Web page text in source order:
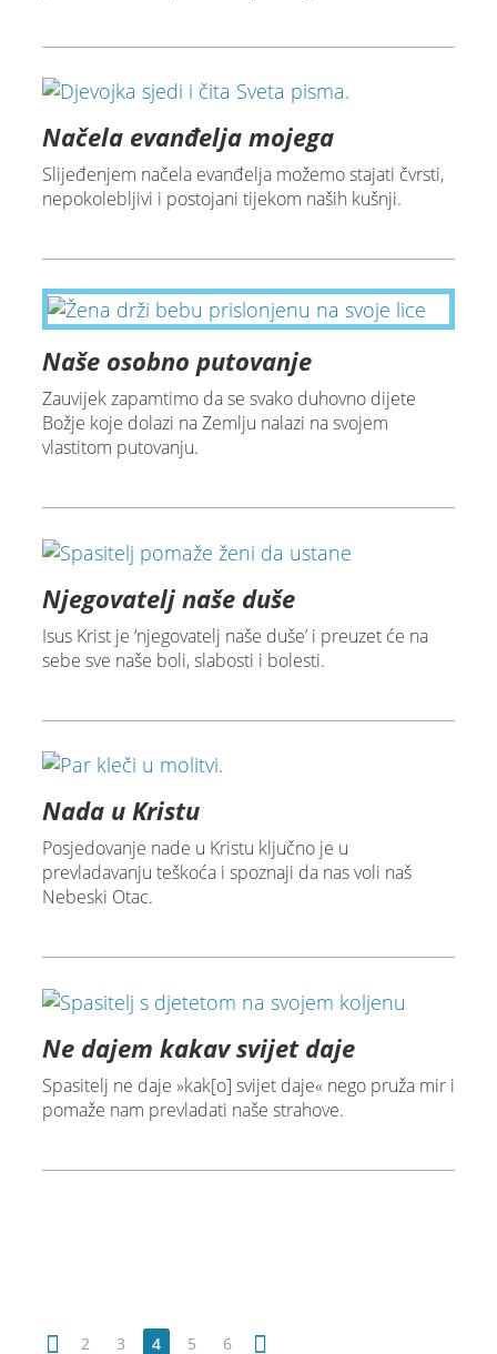
Načela evanđelja mojega
Slijeđenjem načela evanđelja možemo stajati čvrsti,
nepokolebljivi i postojani tijekom naših kušnji.
Naše osobno putovanje
Zauvijek zapamtimo da se svako duhovno dijete
Božje koje dolazi na Zemlju nalazi na svojem
vlastitom putovanju.
Njegovatelj naše duše
Isus Krist je ‘njegovatelj naše duše’ i preuzet će na
sebe sve naše boli, slabosti i bolesti.
Nada u Kristu
Posjedovanje nade u Kristu ključno je u
prevladavanju teškoća i spoznaji da nas voli naš
Nebeski Otac.
Ne dajem kakav svijet daje
Spasitelj ne daje »kak[o] svijet daje« nego pruža mir i
pomaže nam prevladati naše strahove.
2 3 4 5 6